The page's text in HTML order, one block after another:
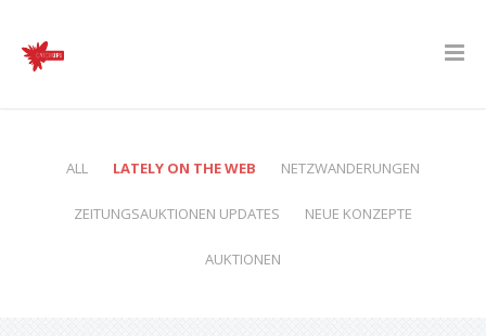
ALL LATELY ON THE WEB NETZWANDERUNGEN
ZEITUNGSAUKTIONEN UPDATES NEUE KONZEPTE
AUKTIONEN